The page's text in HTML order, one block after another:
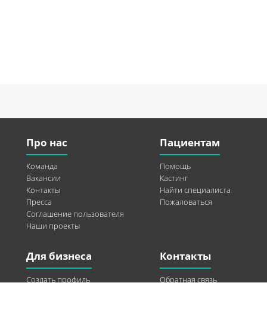
Про нас
Команда
Вакансии
Контакты
Пресса
Соглашение пользователя
Наши проекты
Пациентам
Помощь
Кастинг
Найти специалиста
Пожаловаться
Для бизнеса
Создать профиль
Контакты
Обратная связь